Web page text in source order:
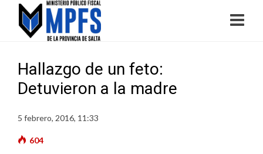
Hallazgo de un feto:
Detuvieron a la madre
5 febrero, 2016, 11:33
604